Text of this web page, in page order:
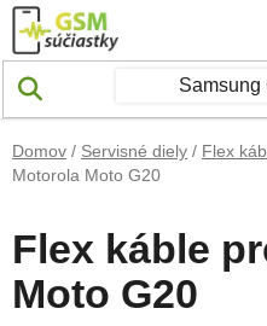
Prejsť na obsah
Domov / Servisné diely / Flex
Motorola Moto G20
Flex káble
Moto G20